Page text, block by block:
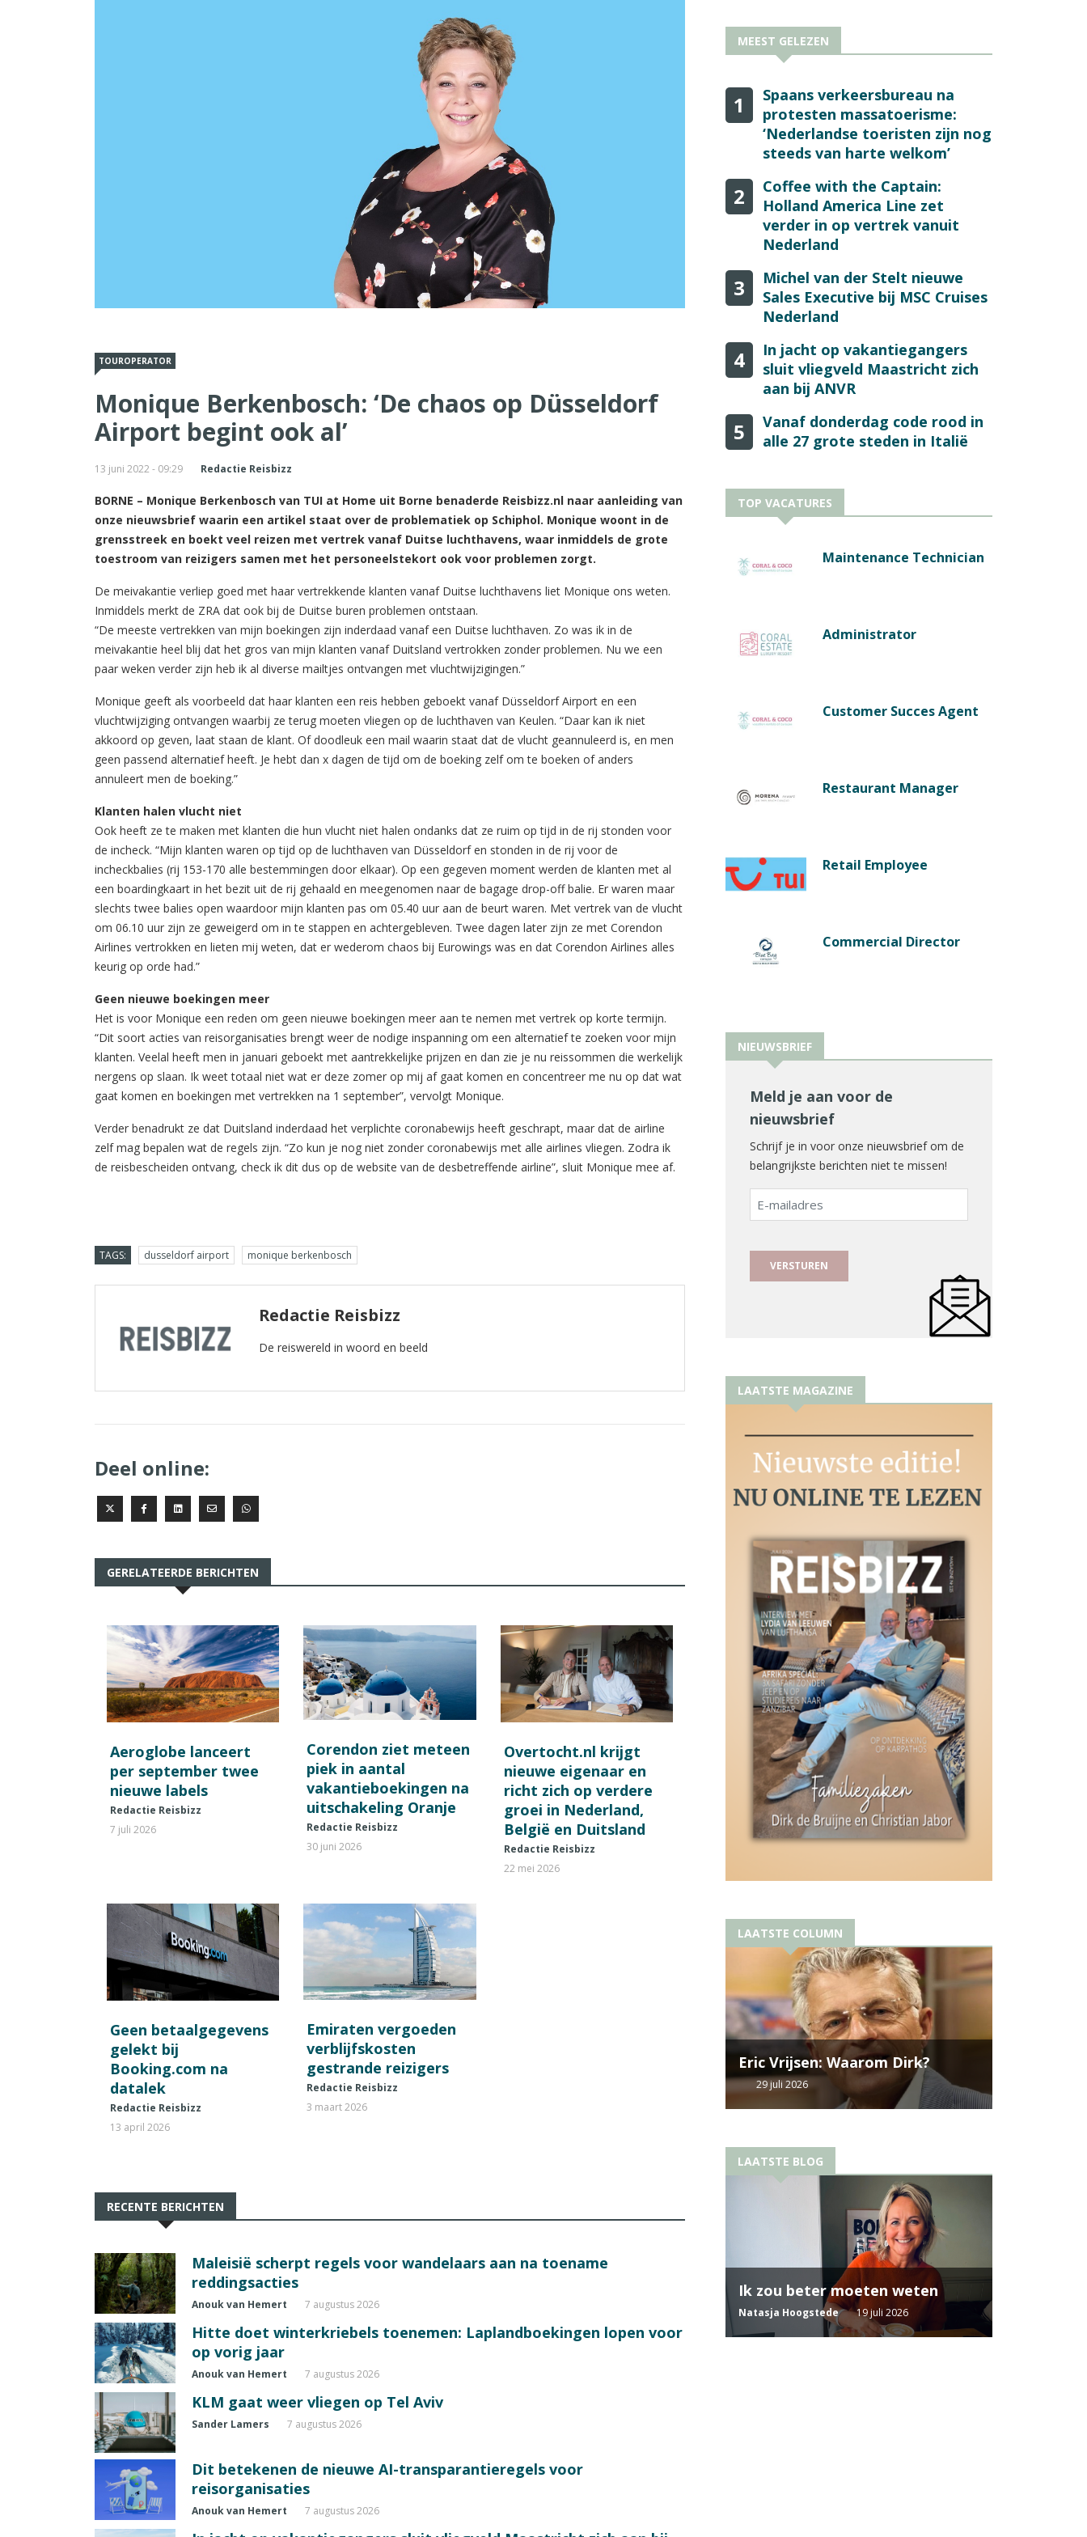
TOUROPERATOR
Monique Berkenbosch: ‘De chaos op Düsseldorf
Airport begint ook al’
13 juni 2022 - 09:29 Redactie Reisbizz
BORNE – Monique Berkenbosch van TUI at Home uit Borne benaderde Reisbizz.nl naar aanleiding van
onze nieuwsbrief waarin een artikel staat over de problematiek op Schiphol. Monique woont in de
grensstreek en boekt veel reizen met vertrek vanaf Duitse luchthavens, waar inmiddels de grote
toestroom van reizigers samen met het personeelstekort ook voor problemen zorgt.
De meivakantie verliep goed met haar vertrekkende klanten vanaf Duitse luchthavens liet Monique ons weten.
Inmiddels merkt de ZRA dat ook bij de Duitse buren problemen ontstaan.
“De meeste vertrekken van mijn boekingen zijn inderdaad vanaf een Duitse luchthaven. Zo was ik in de
meivakantie heel blij dat het gros van mijn klanten vanaf Duitsland vertrokken zonder problemen. Nu we een
paar weken verder zijn heb ik al diverse mailtjes ontvangen met vluchtwijzigingen.”
Monique geeft als voorbeeld dat haar klanten een reis hebben geboekt vanaf Düsseldorf Airport en een
vluchtwijziging ontvangen waarbij ze terug moeten vliegen op de luchthaven van Keulen. “Daar kan ik niet
akkoord op geven, laat staan de klant. Of doodleuk een mail waarin staat dat de vlucht geannuleerd is, en men
geen passend alternatief heeft. Je hebt dan x dagen de tijd om de boeking zelf om te boeken of anders
annuleert men de boeking.”
Klanten halen vlucht niet
Ook heeft ze te maken met klanten die hun vlucht niet halen ondanks dat ze ruim op tijd in de rij stonden voor
de incheck. “Mijn klanten waren op tijd op de luchthaven van Düsseldorf en stonden in de rij voor de
incheckbalies (rij 153-170 alle bestemmingen door elkaar). Op een gegeven moment werden de klanten met al
een boardingkaart in het bezit uit de rij gehaald en meegenomen naar de bagage drop-off balie. Er waren maar
slechts twee balies open waardoor mijn klanten pas om 05.40 uur aan de beurt waren. Met vertrek van de vlucht
om 06.10 uur zijn ze geweigerd om in te stappen en achtergebleven. Twee dagen later zijn ze met Corendon
Airlines vertrokken en lieten mij weten, dat er wederom chaos bij Eurowings was en dat Corendon Airlines alles
keurig op orde had.”
Geen nieuwe boekingen meer
Het is voor Monique een reden om geen nieuwe boekingen meer aan te nemen met vertrek op korte termijn.
“Dit soort acties van reisorganisaties brengt weer de nodige inspanning om een alternatief te zoeken voor mijn
klanten. Veelal heeft men in januari geboekt met aantrekkelijke prijzen en dan zie je nu reissommen die werkelijk
nergens op slaan. Ik weet totaal niet wat er deze zomer op mij af gaat komen en concentreer me nu op dat wat
gaat komen en boekingen met vertrekken na 1 september”, vervolgt Monique.
Verder benadrukt ze dat Duitsland inderdaad het verplichte coronabewijs heeft geschrapt, maar dat de airline
zelf mag bepalen wat de regels zijn. “Zo kun je nog niet zonder coronabewijs met alle airlines vliegen. Zodra ik
de reisbescheiden ontvang, check ik dit dus op de website van de desbetreffende airline”, sluit Monique mee af.
TAGS: dusseldorf airport monique berkenbosch
Redactie Reisbizz
De reiswereld in woord en beeld
Deel online:
GERELATEERDE BERICHTEN
Aeroglobe lanceert
per september twee
nieuwe labels
Redactie Reisbizz
7 juli 2026
Corendon ziet meteen
piek in aantal
vakantieboekingen na
uitschakeling Oranje
Redactie Reisbizz
30 juni 2026
Overtocht.nl krijgt
nieuwe eigenaar en
richt zich op verdere
groei in Nederland,
België en Duitsland
Redactie Reisbizz
22 mei 2026
Geen betaalgegevens
gelekt bij
Booking.com na
datalek
Redactie Reisbizz
13 april 2026
Emiraten vergoeden
verblijfskosten
gestrande reizigers
Redactie Reisbizz
3 maart 2026
RECENTE BERICHTEN
Maleisië scherpt regels voor wandelaars aan na toename
reddingsacties
Anouk van Hemert 7 augustus 2026
Hitte doet winterkriebels toenemen: Laplandboekingen lopen voor
op vorig jaar
Anouk van Hemert 7 augustus 2026
KLM gaat weer vliegen op Tel Aviv
Sander Lamers 7 augustus 2026
Dit betekenen de nieuwe AI-transparantieregels voor
reisorganisaties
Anouk van Hemert 7 augustus 2026
MEEST GELEZEN
1
Spaans verkeersbureau na
protesten massatoerisme:
‘Nederlandse toeristen zijn nog
steeds van harte welkom’
2
Coffee with the Captain:
Holland America Line zet
verder in op vertrek vanuit
Nederland
3
Michel van der Stelt nieuwe
Sales Executive bij MSC Cruises
Nederland
4
In jacht op vakantiegangers
sluit vliegveld Maastricht zich
aan bij ANVR
5
Vanaf donderdag code rood in
alle 27 grote steden in Italië
TOP VACATURES
Maintenance Technician
Administrator
Customer Succes Agent
Restaurant Manager
Retail Employee
Commercial Director
NIEUWSBRIEF
Meld je aan voor de
nieuwsbrief
Schrijf je in voor onze nieuwsbrief om de
belangrijkste berichten niet te missen!
E-
mailadres
LAATSTE MAGAZINE
LAATSTE COLUMN
Eric Vrijsen: Waarom Dirk?
29 juli 2026
LAATSTE BLOG
Ik zou beter moeten weten
Natasja Hoogstede 19 juli 2026